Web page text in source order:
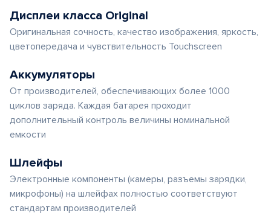
Дисплеи класса Original
Оригинальная сочность, качество изображения, яркость,
цветопередача и чувствительность Touchscreen
Аккумуляторы
От производителей, обеспечивающих более 1000
циклов заряда. Каждая батарея проходит
дополнительный контроль величины номинальной
емкости
Шлейфы
Электронные компоненты (камеры, разъемы зарядки,
микрофоны) на шлейфах полностью соответствуют
стандартам производителей